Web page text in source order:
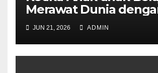
Merawat Dunia
JUN 21, 2026 ADMIN